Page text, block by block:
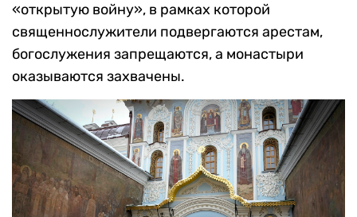
«открытую войну», в рамках которой
священнослужители подвергаются арестам,
богослужения запрещаются, а монастыри
оказываются захвачены.